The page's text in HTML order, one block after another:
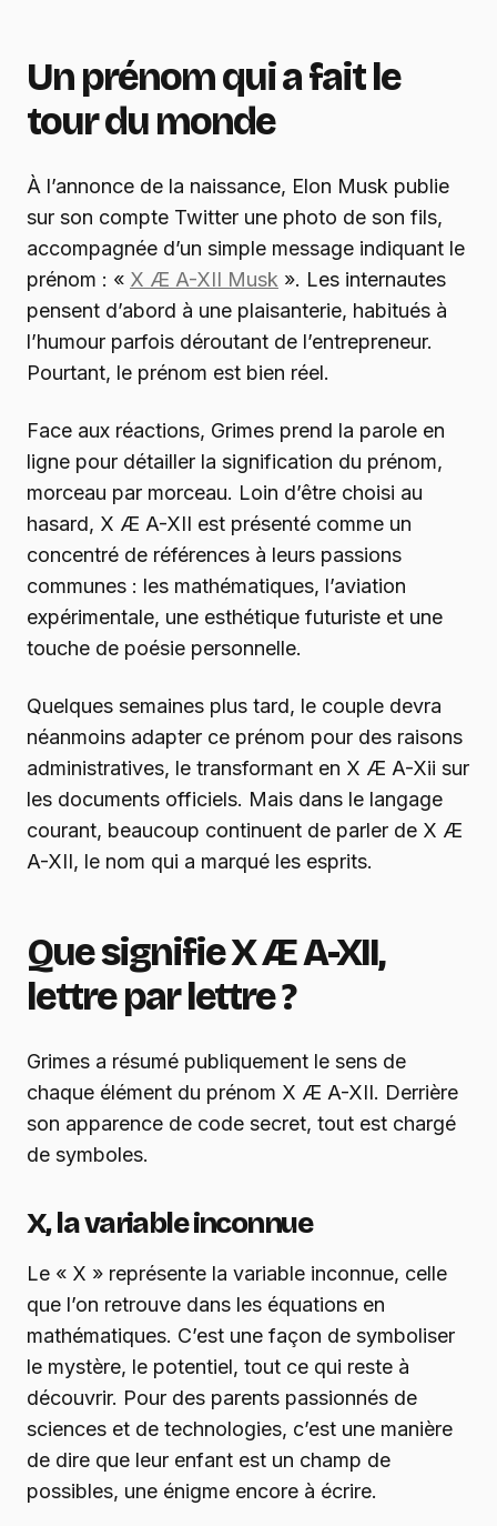
Un prénom qui a fait le
tour du monde
À l’annonce de la naissance, Elon Musk publie
sur son compte Twitter une photo de son fils,
accompagnée d’un simple message indiquant le
prénom : « X Æ A-XII Musk ». Les internautes
pensent d’abord à une plaisanterie, habitués à
l’humour parfois déroutant de l’entrepreneur.
Pourtant, le prénom est bien réel.
Face aux réactions, Grimes prend la parole en
ligne pour détailler la signification du prénom,
morceau par morceau. Loin d’être choisi au
hasard, X Æ A-XII est présenté comme un
concentré de références à leurs passions
communes : les mathématiques, l’aviation
expérimentale, une esthétique futuriste et une
touche de poésie personnelle.
Quelques semaines plus tard, le couple devra
néanmoins adapter ce prénom pour des raisons
administratives, le transformant en X Æ A-Xii sur
les documents officiels. Mais dans le langage
courant, beaucoup continuent de parler de X Æ
A-XII, le nom qui a marqué les esprits.
Que signifie X Æ A-XII,
lettre par lettre ?
Grimes a résumé publiquement le sens de
chaque élément du prénom X Æ A-XII. Derrière
son apparence de code secret, tout est chargé
de symboles.
X, la variable inconnue
Le « X » représente la variable inconnue, celle
que l’on retrouve dans les équations en
mathématiques. C’est une façon de symboliser
le mystère, le potentiel, tout ce qui reste à
découvrir. Pour des parents passionnés de
sciences et de technologies, c’est une manière
de dire que leur enfant est un champ de
possibles, une énigme encore à écrire.